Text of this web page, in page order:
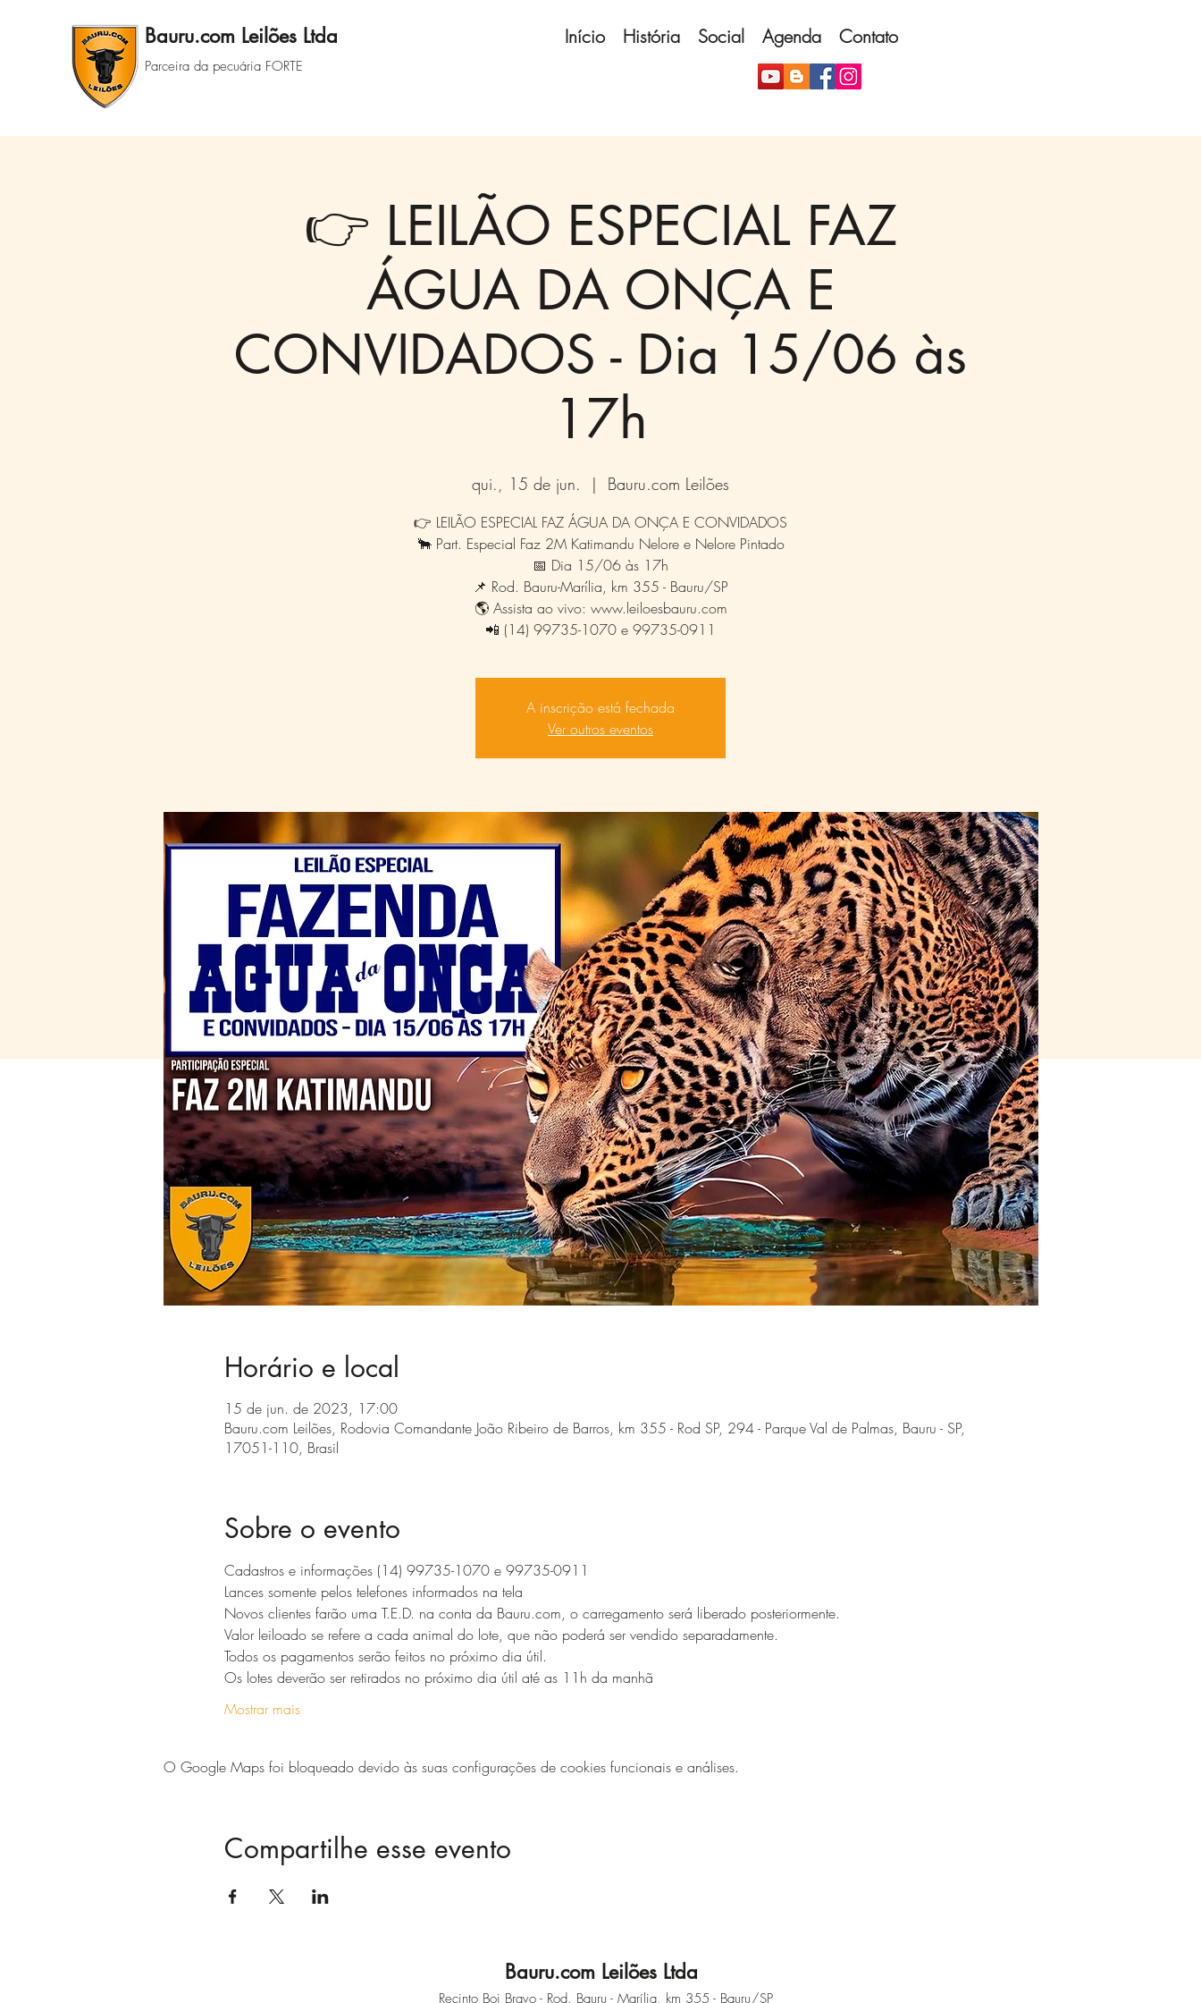
Bauru.com Leilões Ltda
Parceira da pecuária FORTE
Início História Social Agenda Contato
👉 LEILÃO ESPECIAL FAZ
ÁGUA DA ONÇA E
CONVIDADOS - Dia 15/06 às
17h
qui., 15 de jun.
  |
Bauru.com Leilões
👉 LEILÃO ESPECIAL FAZ ÁGUA DA ONÇA E CONVIDADOS
🐂 Part. Especial Faz 2M Katimandu Nelore e Nelore Pintado
📅 Dia 15/06 às 17h
📌 Rod. Bauru-Marília, km 355 - Bauru/SP
🌎 Assista ao vivo: www.leiloesbauru.com
📲 (14) 99735-1070 e 99735-0911
A inscrição está fechada
Ver outros eventos
Horário e local
15 de jun. de 2023, 17:00
Bauru.com Leilões, Rodovia Comandante João Ribeiro de Barros, km 355 - Rod SP, 294 - Parque Val de Palmas, Bauru - SP,
17051-110, Brasil
Sobre o evento
Cadastros e informações (14) 99735-1070 e 99735-0911
Lances somente pelos telefones informados na tela
Novos clientes farão uma T.E.D. na conta da Bauru.com, o carregamento será liberado posteriormente.
Valor leiloado se refere a cada animal do lote, que não poderá ser vendido separadamente.
Todos os pagamentos serão feitos no próximo dia útil.
Os lotes deverão ser retirados no próximo dia útil até as 11h da manhã
Mostrar mais
O Google Maps foi bloqueado devido às suas configurações de cookies funcionais e análises.
Compartilhe esse evento
Bauru.com Leilões Ltda
Recinto Boi Bravo - Rod. Bauru - Marília, km 355 - Bauru/SP